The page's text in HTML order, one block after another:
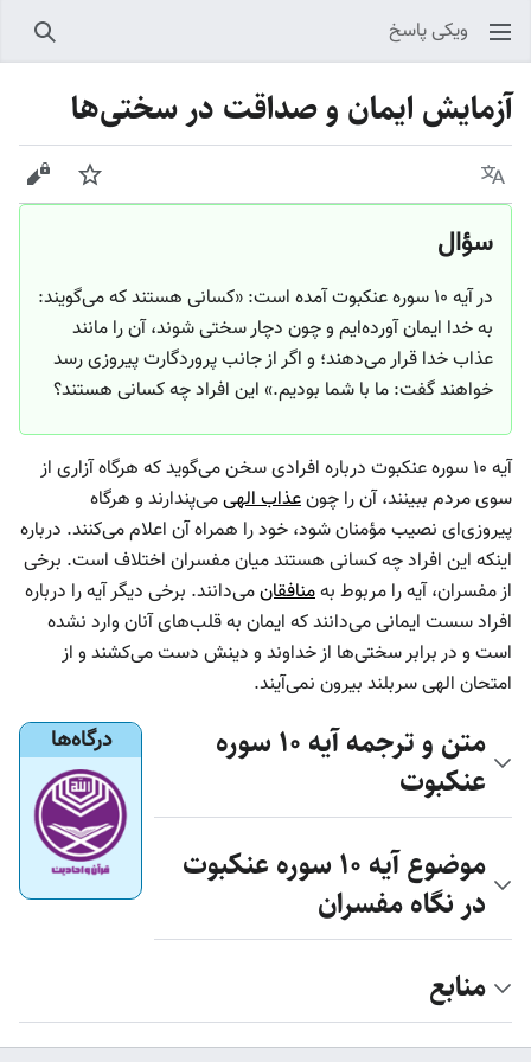
ویکی پاسخ
آزمایش ایمان و صداقت در سختی‌ها
زبان پیگیری
سؤال
در آیه ۱۰ سوره عنکبوت آمده است: «کسانی هستند که می‌گویند:
به خدا ایمان آورده‌ایم و چون دچار سختی شوند، آن را مانند
عذاب خدا قرار می‌دهند؛ و اگر از جانب پروردگارت پیروزی رسد
خواهند گفت: ما با شما بودیم.» این افراد چه کسانی هستند؟
آیه ۱۰ سوره عنکبوت درباره افرادی سخن می‌گوید که هرگاه آزاری از
سوی مردم ببینند، آن را چونعذاب الهیمی‌پندارند و هرگاه
پیروزی‌ای نصیب مؤمنان شود، خود را همراه آن اعلام می‌کنند. درباره
اینکه این افراد چه کسانی هستند میان مفسران اختلاف است. برخی
از مفسران، آیه را مربوط بهمنافقانمی‌دانند. برخی دیگر آیه را درباره
افراد سست ایمانی می‌دانند که ایمان به قلب‌های آنان وارد نشده
است و در برابر سختی‌ها از خداوند و دینش دست می‌کشند و از
امتحان الهی سربلند بیرون نمی‌آیند.
درگاه‌ها
متن و ترجمه آیه ۱۰ سوره
عنکبوت
موضوع آیه ۱۰ سوره عنکبوت
در نگاه مفسران
منابع